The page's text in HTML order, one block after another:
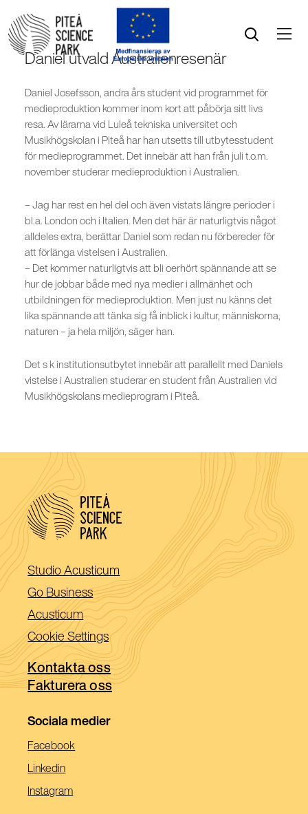
Öppna sök
Öppna menyn
Daniel utvald Australienresenär
Daniel Josefsson, andra års student vid programmet för
medieproduktion kommer inom kort att påbörja sitt livs
resa. Av lärarna vid Luleå tekniska universitet och
Musikhögskolan i Piteå har han utsetts till utbytesstudent
för medieprogrammet. Det innebär att han från juli t.o.m.
november studerar medieproduktion i Australien.
– Jag har rest en hel del och även vistats längre perioder i
bl.a. London och i Italien. Men det här är naturligtvis något
alldeles extra, berättar Daniel som redan nu förbereder för
att förlänga vistelsen i Australien.
– Det kommer naturligtvis att bli oerhört spännande att se
hur de jobbar både med nya medier i allmänhet och
utbildningen för medieproduktion. Men just nu känns det
lika spännande att tänka sig få inblick i kultur, människorna,
naturen – ja hela miljön, säger han.
Det s k institutionsutbytet innebär att parallellt med Daniels
vistelse i Australien studerar en student från Australien vid
Musikhögskolans medieprogram i Piteå.
Studio Acusticum (Öppnas
i
ett
nytt
fönster)
Go Business(Öppnas
i
ett
nytt
fönster)
Acusticum(Öppnas
i
ett
nytt
fönster)
Cookie Settings
Kontakta oss
Fakturera oss
Sociala medier
Facebook(Öppnas
Linkedin(Öppnas
Instagram(Öppnas